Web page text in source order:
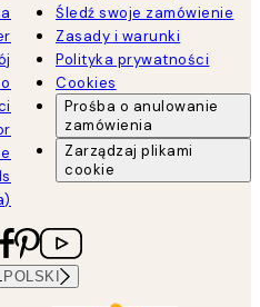
Śledź swoje zamówienie
Zasady i warunki
Polityka prywatności
Cookies
Prośba o anulowanie
zamówienia
Zarządzaj plikami
cookie
POLSKI